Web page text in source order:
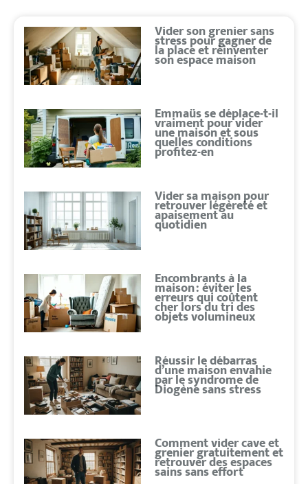
Vider son grenier sans
stress pour gagner de
la place et réinventer
son espace maison
Emmaüs se déplace-t-il
vraiment pour vider
une maison et sous
quelles conditions
profitez-en
Vider sa maison pour
retrouver légèreté et
apaisement au
quotidien
Encombrants à la
maison : éviter les
erreurs qui coûtent
cher lors du tri des
objets volumineux
Réussir le débarras
d’une maison envahie
par le syndrome de
Diogène sans stress
Comment vider cave et
grenier gratuitement et
retrouver des espaces
sains sans effort